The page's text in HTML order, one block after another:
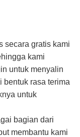
secara gratis kami
kami
untuk menyalin
bentuk rasa terima
untuk
bagian dari
membantu kami